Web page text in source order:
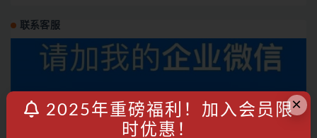
联系客服
×
2025年重磅福利！加入会员限
时优惠！